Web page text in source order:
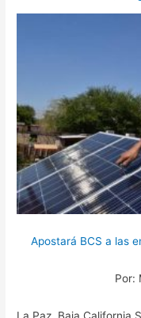
Apostará BCS a las
Por:
La Paz, Baja California